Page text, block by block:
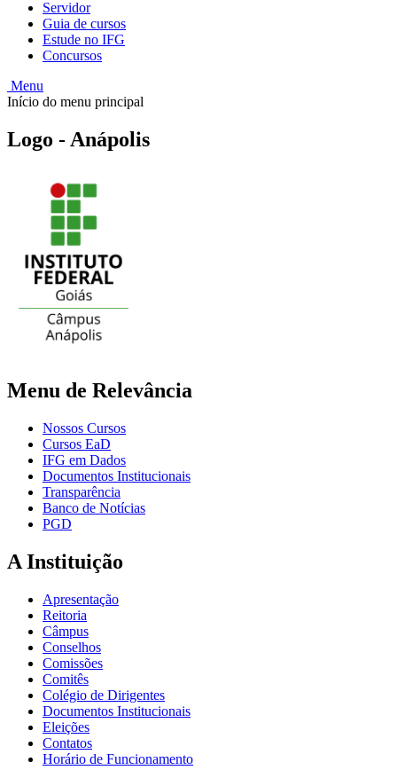
Servidor
Guia de cursos
Estude no IFG
Concursos
Menu
Início do menu principal
Logo - Anápolis
Menu de Relevância
Nossos Cursos
Cursos EaD
IFG em Dados
Documentos Institucionais
Transparência
Banco de Notícias
PGD
A Instituição
Apresentação
Reitoria
Câmpus
Conselhos
Comissões
Comitês
Colégio de Dirigentes
Documentos Institucionais
Eleições
Contatos
Horário de Funcionamento